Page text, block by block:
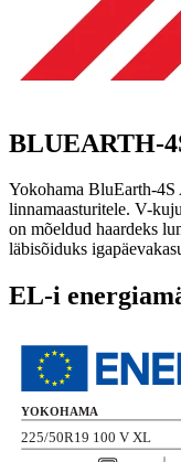
BLUEARTH-
Yokohama BluEarth-4S
linnamaasturitele. V-
on mõeldud haardeks
läbisõiduks
EL-i